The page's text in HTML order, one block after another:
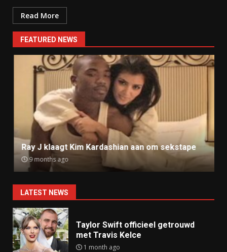
Read More
FEATURED NEWS
Ray J klaagt Kim Kardashian aan om sekstape
9 months ago
LATEST NEWS
Taylor Swift officieel getrouwd
met Travis Kelce
1 month ago